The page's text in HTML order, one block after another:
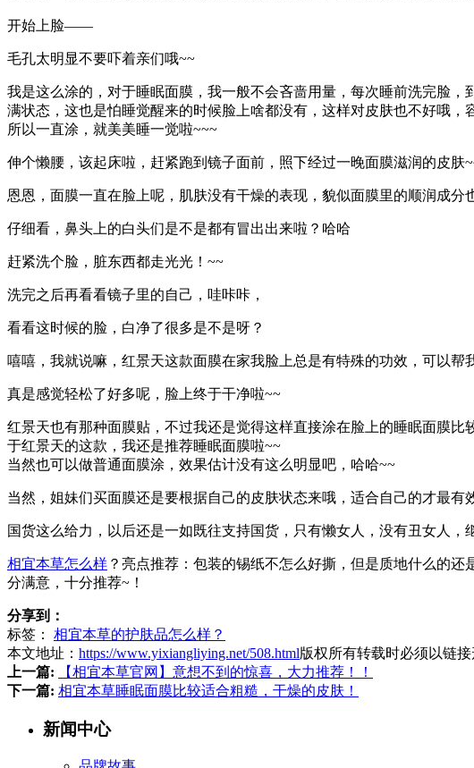
开始上脸——
毛孔太明显不要吓着亲们哦~~
我是这么涂的，对于睡眠面膜，我一般不会吝啬用量，每次睡前洗完脸
满状态，这也是怕睡觉醒来的时候脸上啥都没有，这样对皮肤也不好哦，
所以一直涂，就美美睡一觉啦~~~
伸个懒腰，该起床啦，赶紧跑到镜子面前，照下经过一晚面膜滋润的皮肤
恩恩，面膜一直在脸上呢，肌肤没有干燥的表现，貌似面膜里的顺润成分
仔细看，鼻头上的白头们是不是都有冒出出来啦？哈哈
赶紧洗个脸，脏东西都走光光！~~
洗完之后再看看镜子里的自己，哇咔咔，
看看这时候的脸，白净了很多是不是呀？
嘻嘻，我就说嘛，红景天这款面膜在家我脸上总是有特殊的功效，可以
真是感觉轻松了好多呢，脸上终于干净啦~~
红景天也有那种面膜贴，不过我还是觉得这样直接涂在脸上的睡眠面膜
于红景天的这款，我还是推荐睡眠面膜啦~~
当然也可以做普通面膜涂，效果估计没有这么明显吧，哈哈~~
当然，姐妹们买面膜还是要根据自己的皮肤状态来哦，适合自己的才最有
国货这么给力，以后还是一如既往支持国货，只有懒女人，没有丑女人，
相宜本草怎么样 ？亮点推荐：包装的锡纸不怎么好撕，但是质地什么的
分满意，十分推荐~！
分享到：
标签： 相宜本草的护肤品怎么样？
本文地址： https://www.yixiangliying.net/508.html版权所有转载时必须以链接
上一篇:
【相宜本草官网】意想不到的惊喜，大力推荐！！
下一篇: 相宜本草睡眠面膜比较适合粗糙，干燥的皮肤！
新闻中心